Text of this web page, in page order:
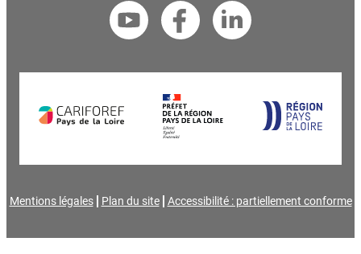
Mentions légales Plan du site Accessibilité : partiellement conforme